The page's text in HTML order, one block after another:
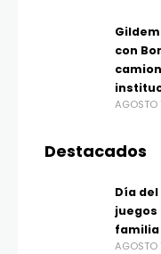
con
Destacados
Día
familia